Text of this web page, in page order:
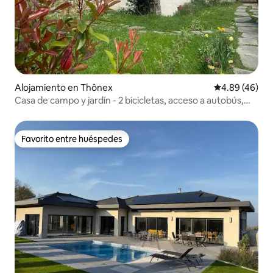
Alojamiento en Thônex Calificación
4.89 (46)
Casa de campo y jardín - 2 bicicletas, acceso a autobús,
Favorito entre huéspedes
Favorito entre huéspedes